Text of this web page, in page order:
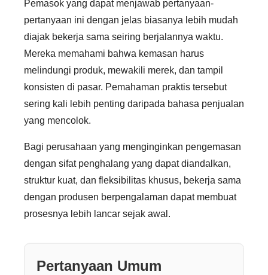
Pemasok yang dapat menjawab pertanyaan-
pertanyaan ini dengan jelas biasanya lebih mudah
diajak bekerja sama seiring berjalannya waktu.
Mereka memahami bahwa kemasan harus
melindungi produk, mewakili merek, dan tampil
konsisten di pasar. Pemahaman praktis tersebut
sering kali lebih penting daripada bahasa penjualan
yang mencolok.
Bagi perusahaan yang menginginkan pengemasan
dengan sifat penghalang yang dapat diandalkan,
struktur kuat, dan fleksibilitas khusus, bekerja sama
dengan produsen berpengalaman dapat membuat
prosesnya lebih lancar sejak awal.
Pertanyaan Umum